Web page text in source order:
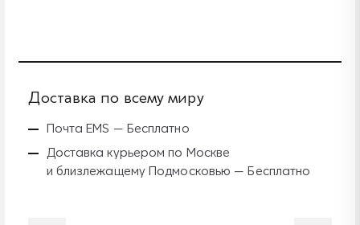
Доставка по всему миру
Почта EMS — Бесплатно
Доставка курьером по Москве
и близлежащему Подмосковью — Бесплатно